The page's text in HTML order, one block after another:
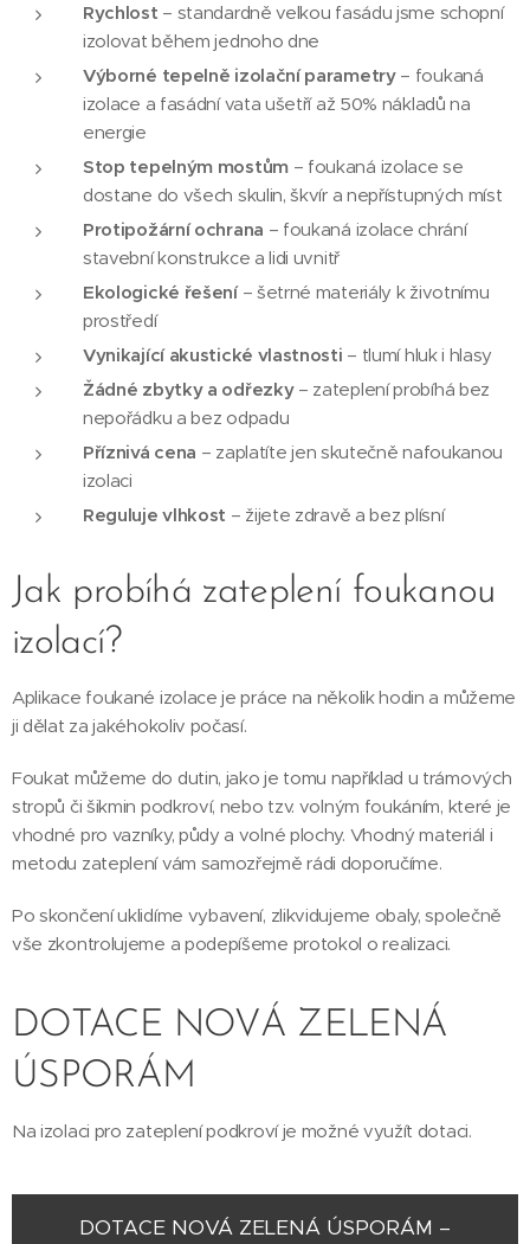
Rychlost – standardně velkou fasádu jsme schopní
izolovat během jednoho dne
Výborné tepelně izolační parametry– foukaná
izolace a fasádní vata ušetří až 50% nákladů na
energie
Stop tepelným mostům– foukaná izolace se
dostane do všech skulin, škvír a nepřístupných míst
Protipožární ochrana – foukaná izolace chrání
stavební konstrukce a lidi uvnitř
Ekologické řešení– šetrné materiály k životnímu
prostředí
Vynikající akustické vlastnosti – tlumí hluk i hlasy
Žádné zbytky a odřezky– zateplení probíhá bez
nepořádku a bez odpadu
Příznivá cena – zaplatíte jen skutečně nafoukanou
izolaci
Reguluje vlhkost – žijete zdravě a bez plísní
Jak probíhá zateplení foukanou
izolací?
Aplikace foukané izolace je práce na několik hodin a můžeme
ji dělat za jakéhokoliv počasí.
Foukat můžeme do dutin, jako je tomu například u trámových
stropů či šikmin podkroví, nebo tzv. volným foukáním, které je
vhodné pro vazníky, půdy a volné plochy. Vhodný materiál i
metodu zateplení vám samozřejmě rádi doporučíme.
Po skončení uklidíme vybavení, zlikvidujeme obaly, společně
vše zkontrolujeme a podepíšeme protokol o realizaci.
DOTACE NOVÁ ZELENÁ
ÚSPORÁM
Na izolaci pro zateplení podkroví je možné využít dotaci.
DOTACE NOVÁ ZELENÁ ÚSPORÁM –